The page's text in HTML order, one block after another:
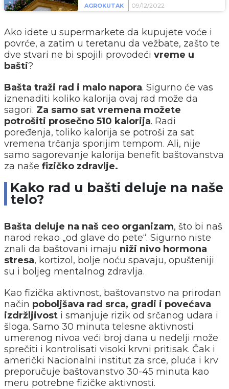
AGROKUTAK
09/12/2022
Ako idete u supermarkete da kupujete voće i
povrće, a zatim u teretanu da vežbate, zašto te
dve stvari ne bi spojili provodeći vreme u
bašti?
Bašta traži rad i malo napora. Sigurno će vas
iznenaditi koliko kalorija ovaj rad može da
sagori. Za samo sat vremena možete
potrošiti prosečno 510 kalorija. Radi
poređenja, toliko kalorija se potroši za sat
vremena trčanja sporijim tempom. Ali, nije
samo sagorevanje kalorija benefit baštovanstva
za naše fizičko zdravlje.
Kako rad u bašti deluje na naše
telo?
Bašta deluje na naš ceo organizam, što bi naš
narod rekao „od glave do pete“. Sigurno niste
znali da baštovani imaju niži nivo hormona
stresa, kortizol, bolje noću spavaju, opušteniji
su i boljeg mentalnog zdravlja.
Kao fizička aktivnost, baštovanstvo na prirodan
način poboljšava rad srca, gradi i povećava
izdržljivost i smanjuje rizik od srčanog udara i
šloga. Samo 30 minuta telesne aktivnosti
umerenog nivoa veći broj dana u nedelji može
sprečiti i kontrolisati visoki krvni pritisak. Čak i
američki Nacionalni institut za srce, pluća i krv
preporučuje baštovanstvo 30-45 minuta kao
meru potrebne fizičke aktivnosti.